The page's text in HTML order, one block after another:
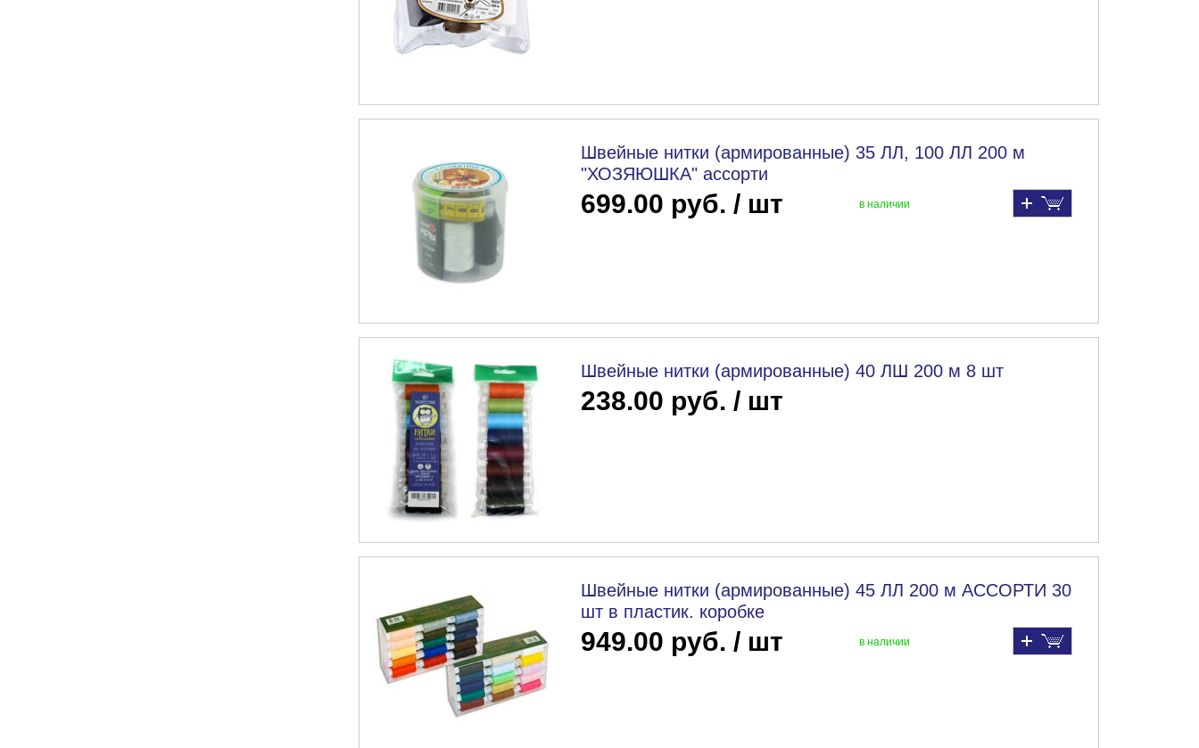
Швейные нитки (армированные) 35 ЛЛ, 100 ЛЛ 200 м
"ХОЗЯЮШКА" ассорти
699.00 руб. / шт в наличии
Швейные нитки (армированные) 40 ЛШ 200 м 8 шт
238.00 руб. / шт
Швейные нитки (армированные) 45 ЛЛ 200 м АССОРТИ 30
шт в пластик. коробке
949.00 руб. / шт в наличии